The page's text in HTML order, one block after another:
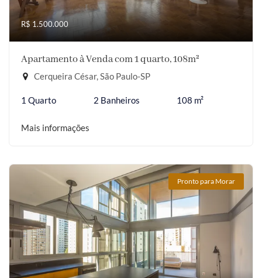
R$ 1.500.000
Apartamento à Venda com 1 quarto, 108m²
Cerqueira César, São Paulo-SP
1 Quarto 2 Banheiros 108 m²
Mais informações
Pronto para Morar